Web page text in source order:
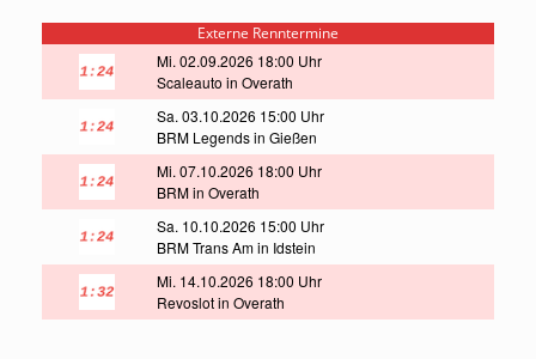
Externe Renntermine
Mi. 02.09.2026 18:00 Uhr
Scaleauto in Overath
Sa. 03.10.2026 15:00 Uhr
BRM Legends in Gießen
Mi. 07.10.2026 18:00 Uhr
BRM in Overath
Sa. 10.10.2026 15:00 Uhr
BRM Trans Am in Idstein
Mi. 14.10.2026 18:00 Uhr
Revoslot in Overath